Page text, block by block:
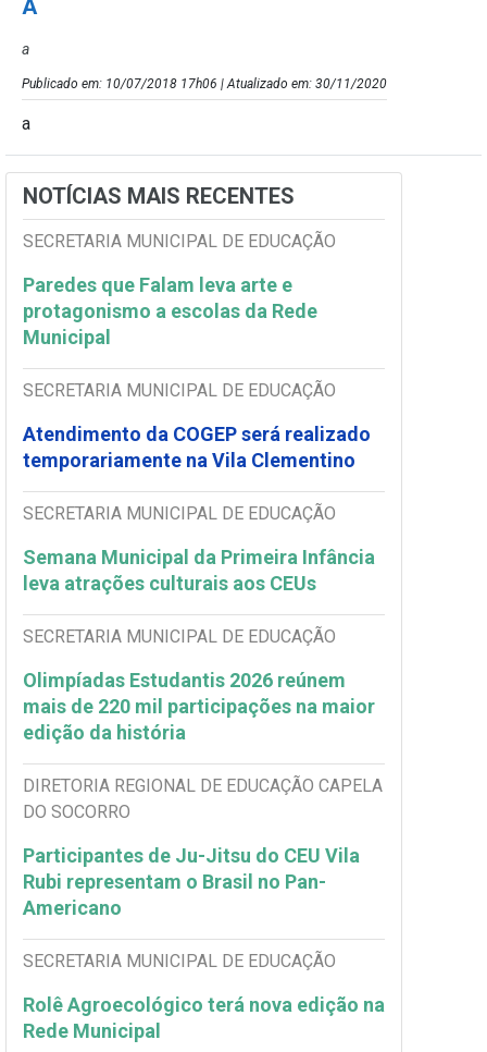
A
a
Publicado em: 10/07/2018 17h06 | Atualizado em: 30/11/2020
a
NOTÍCIAS MAIS RECENTES
SECRETARIA MUNICIPAL DE EDUCAÇÃO
Paredes que Falam leva arte e
protagonismo a escolas da Rede
Municipal
SECRETARIA MUNICIPAL DE EDUCAÇÃO
Atendimento da COGEP será realizado
temporariamente na Vila Clementino
SECRETARIA MUNICIPAL DE EDUCAÇÃO
Semana Municipal da Primeira Infância
leva atrações culturais aos CEUs
SECRETARIA MUNICIPAL DE EDUCAÇÃO
Olimpíadas Estudantis 2026 reúnem
mais de 220 mil participações na maior
edição da história
DIRETORIA REGIONAL DE EDUCAÇÃO CAPELA
DO SOCORRO
Participantes de Ju-Jitsu do CEU Vila
Rubi representam o Brasil no Pan-
Americano
SECRETARIA MUNICIPAL DE EDUCAÇÃO
Rolê Agroecológico terá nova edição na
Rede Municipal